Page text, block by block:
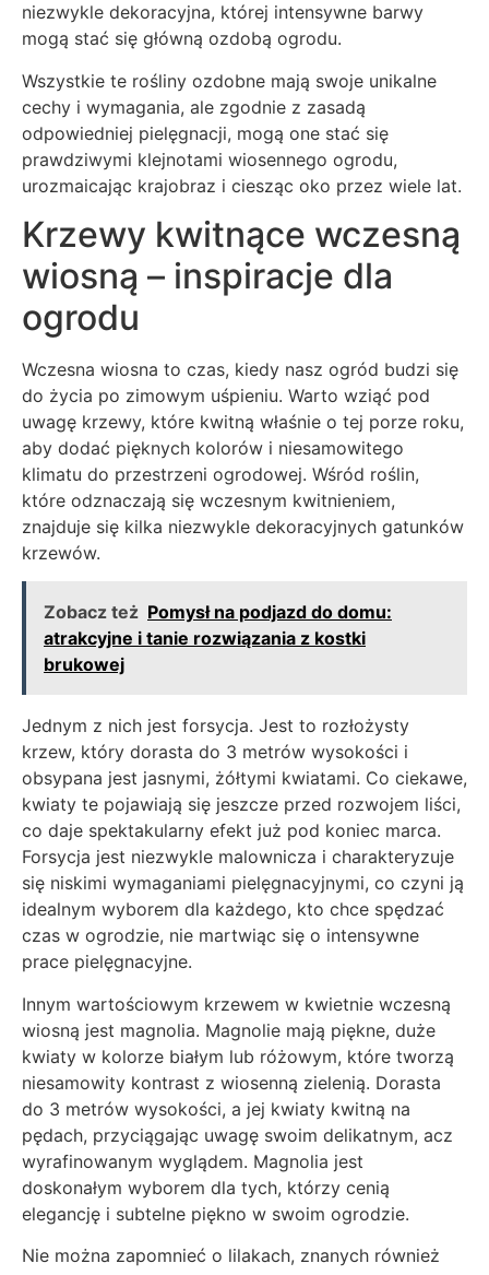
niezwykle dekoracyjna, której intensywne barwy
mogą stać się główną ozdobą ogrodu.
Wszystkie te rośliny ozdobne mają swoje unikalne
cechy i wymagania, ale zgodnie z zasadą
odpowiedniej pielęgnacji, mogą one stać się
prawdziwymi klejnotami wiosennego ogrodu,
urozmaicając krajobraz i ciesząc oko przez wiele lat.
Krzewy kwitnące wczesną
wiosną – inspiracje dla
ogrodu
Wczesna wiosna to czas, kiedy nasz ogród budzi się
do życia po zimowym uśpieniu. Warto wziąć pod
uwagę krzewy, które kwitną właśnie o tej porze roku,
aby dodać pięknych kolorów i niesamowitego
klimatu do przestrzeni ogrodowej. Wśród roślin,
które odznaczają się wczesnym kwitnieniem,
znajduje się kilka niezwykle dekoracyjnych gatunków
krzewów.
Zobacz też Pomysł na podjazd do domu:
atrakcyjne i tanie rozwiązania z kostki
brukowej
Jednym z nich jest forsycja. Jest to rozłożysty
krzew, który dorasta do 3 metrów wysokości i
obsypana jest jasnymi, żółtymi kwiatami. Co ciekawe,
kwiaty te pojawiają się jeszcze przed rozwojem liści,
co daje spektakularny efekt już pod koniec marca.
Forsycja jest niezwykle malownicza i charakteryzuje
się niskimi wymaganiami pielęgnacyjnymi, co czyni ją
idealnym wyborem dla każdego, kto chce spędzać
czas w ogrodzie, nie martwiąc się o intensywne
prace pielęgnacyjne.
Innym wartościowym krzewem w kwietnie wczesną
wiosną jest magnolia. Magnolie mają piękne, duże
kwiaty w kolorze białym lub różowym, które tworzą
niesamowity kontrast z wiosenną zielenią. Dorasta
do 3 metrów wysokości, a jej kwiaty kwitną na
pędach, przyciągając uwagę swoim delikatnym, acz
wyrafinowanym wyglądem. Magnolia jest
doskonałym wyborem dla tych, którzy cenią
elegancję i subtelne piękno w swoim ogrodzie.
Nie można zapomnieć o lilakach, znanych również